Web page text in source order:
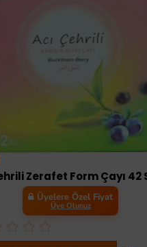
Üyelere Özel Fiyat
Üye Olunuz